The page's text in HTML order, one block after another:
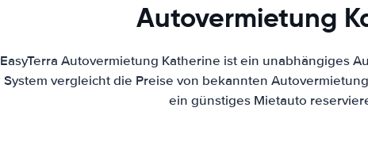
Autovermietung
EasyTerra Autovermietung Katherine ist ein unabhängiges
System vergleicht die Preise von bekannten
ein günstiges Mietauto